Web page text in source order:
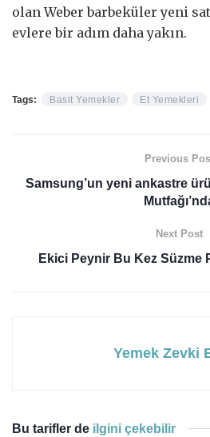
olan Weber barbeküler yeni
evlere bir adım daha yakın.
Tags: Basit Yemekler Et Yemekleri
Previous
Samsung’un yeni ankastre
Next Post
Ekici Peynir Bu Kez Süzme
Yemek Zevki
Bu tarifler de ilgini çekebilir